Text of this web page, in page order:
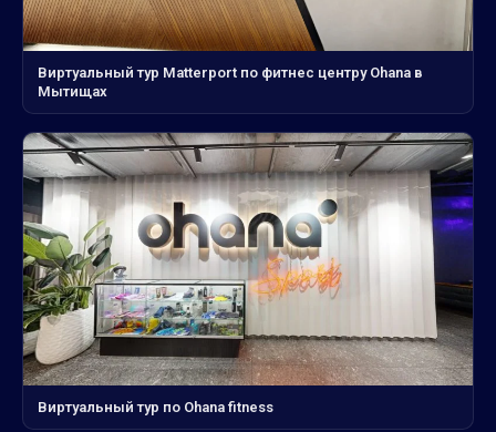
Виртуальный тур Matterport по фитнес центру Ohana в
Мытищах
Виртуальный тур по Ohana fitness